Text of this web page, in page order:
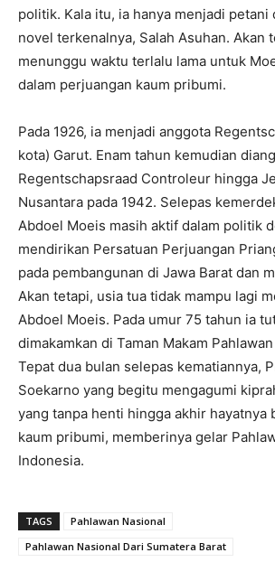
politik. Kala itu, ia hanya menjadi petani
novel terkenalnya, Salah Asuhan. Akan
menunggu waktu terlalu lama untuk
dalam perjuangan kaum pribumi.
Pada 1926, ia menjadi anggota
kota) Garut. Enam tahun kemudian
Regentschapsraad Controleur hingga
Nusantara pada 1942. Selepas
Abdoel Moeis masih aktif dalam politik
mendirikan Persatuan Perjuangan
pada pembangunan di Jawa Barat dan
Akan tetapi, usia tua tidak mampu lagi
Abdoel Moeis. Pada umur 75 tahun ia
dimakamkan di Taman Makam
Tepat dua bulan selepas kematiannya,
Soekarno yang begitu mengagumi
yang tanpa henti hingga akhir hayatnya
kaum pribumi, memberinya gelar
Indonesia.
TAGS
Pahlawan Nasional
Pahlawan Nasional Dari Sumatera Barat